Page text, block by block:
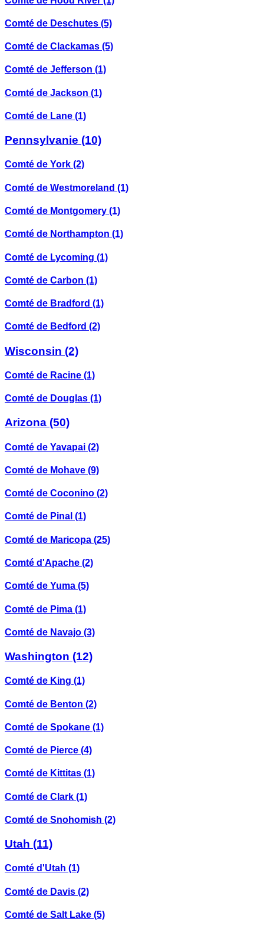
Comté de Deschutes (5)
Comté de Clackamas (5)
Comté de Jefferson (1)
Comté de Jackson (1)
Comté de Lane (1)
Pennsylvanie (10)
Comté de York (2)
Comté de Westmoreland (1)
Comté de Montgomery (1)
Comté de Northampton (1)
Comté de Lycoming (1)
Comté de Carbon (1)
Comté de Bradford (1)
Comté de Bedford (2)
Wisconsin (2)
Comté de Racine (1)
Comté de Douglas (1)
Arizona (50)
Comté de Yavapai (2)
Comté de Mohave (9)
Comté de Coconino (2)
Comté de Pinal (1)
Comté de Maricopa (25)
Comté d'Apache (2)
Comté de Yuma (5)
Comté de Pima (1)
Comté de Navajo (3)
Washington (12)
Comté de King (1)
Comté de Benton (2)
Comté de Spokane (1)
Comté de Pierce (4)
Comté de Kittitas (1)
Comté de Clark (1)
Comté de Snohomish (2)
Utah (11)
Comté d'Utah (1)
Comté de Davis (2)
Comté de Salt Lake (5)